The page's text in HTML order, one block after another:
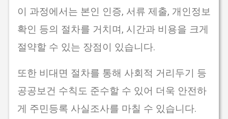
이 과정에서는 본인 인증, 서류 제출, 개인정보
확인 등의 절차를 거치며, 시간과 비용을 크게
절약할 수 있는 장점이 있습니다.
또한 비대면 절차를 통해 사회적 거리두기 등
공공보건 수칙도 준수할 수 있어 더욱 안전하
게 주민등록 사실조사를 마칠 수 있습니다.